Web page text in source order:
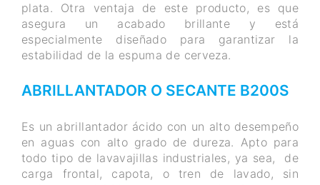
plata. Otra ventaja de este producto, es que
asegura un acabado brillante y está
especialmente diseñado para garantizar la
estabilidad de la espuma de cerveza.
ABRILLANTADOR O SECANTE B200S
Es un abrillantador ácido con un alto desempeño
en aguas con alto grado de dureza. Apto para
todo tipo de lavavajillas industriales, ya sea, de
carga frontal, capota, o tren de lavado, sin